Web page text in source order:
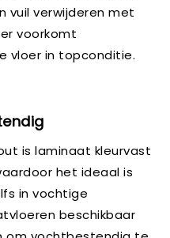
vuil verwijderen met
voorkomt
vloer in topconditie.
is laminaat kleurvast
het ideaal is
in vochtige
beschikbaar